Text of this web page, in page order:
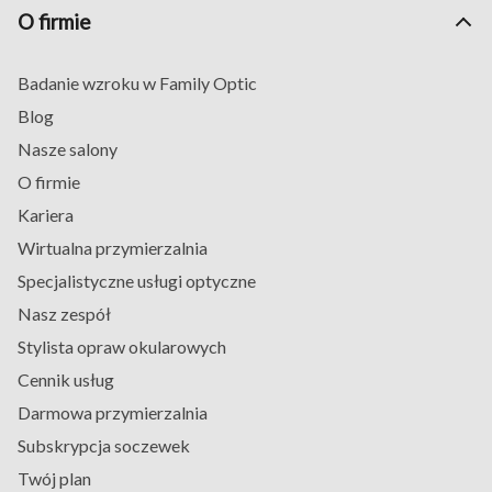
pomoże mu pogodzić się z koniecznością noszenia
dziecięceorazoprawki korekcyjne dla dzieci
stanowiące całość – jest poprawa widzenia. Oferowane
produkty korygują wady wzroku różnego rodzaju, m.in.
zeza. To z kolei niesie ze sobą zaletę w postaci
poprawy jakości codziennego życia. Twoje dziecko
literki w szkolnym podręczniku. Ten fakt wpłynie
pozytywnie na jego postępy w nauce. Ustąpi również
ból oczu – szczególnie dotkliwy w trakcie siedzenia
przed komputerem.
Twojemu dziecku przestanie również dokuczać
wzroku. Zagwarantuje to komfort podczas
przebywania na słońcu czy też w pobliżu reflektorów –
np. na szkolnym przedstawieniu.
O firmie
Badanie wzroku w Family Optic
Blog
Nasze salony
O firmie
Kariera
Wirtualna przymierzalnia
Specjalistyczne usługi optyczne
Nasz zespół
Stylista opraw okularowych
Cennik usług
Darmowa przymierzalnia
Subskrypcja soczewek
Twój plan